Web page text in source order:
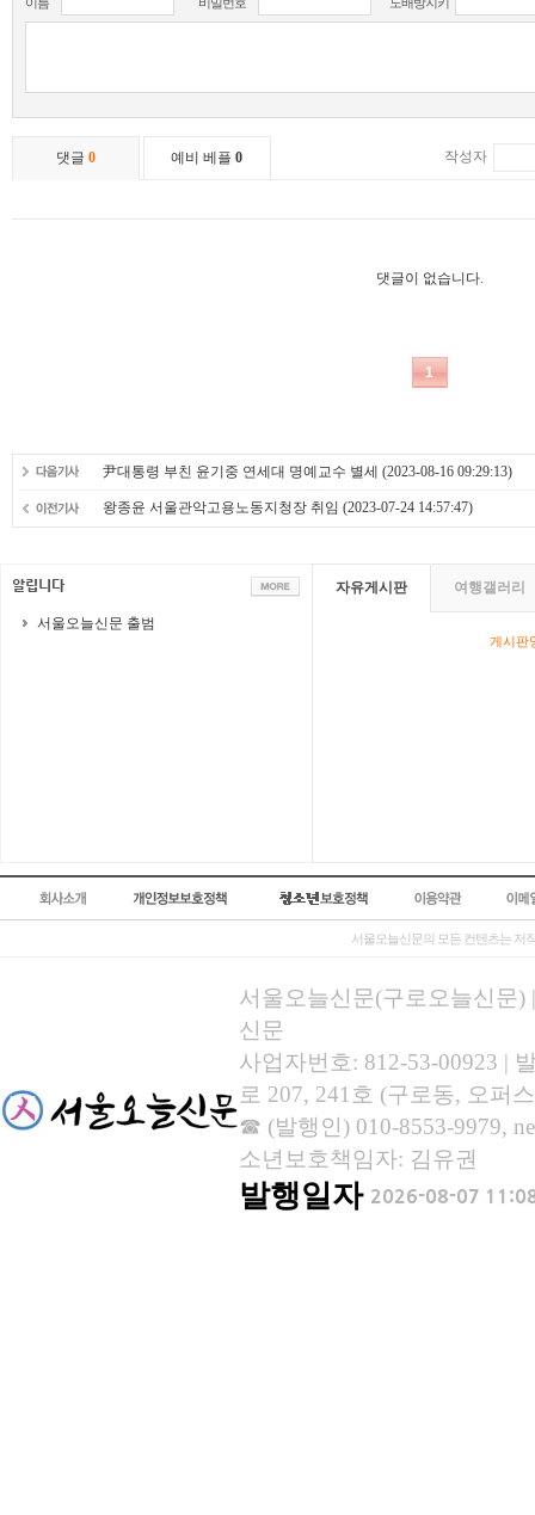
尹대통령 부친 윤기중 연세대 명예교수 별세 (2023-08-16 09:29:13)
왕종윤 서울관악고용노동지청장 취임 (2023-07-24 14:57:47)
서울오늘신문 출범
자유게시판 여행갤러리
게시판
서울오늘신문의 모든 컨텐츠는 저
서울오늘신문(구로오늘신문)
신문
사업자번호: 812-53-00923 |
로 207, 241호 (구로동, 오퍼
☎ (발행인) 010-8553-9979,
소년보호책임자: 김유권
발행일자